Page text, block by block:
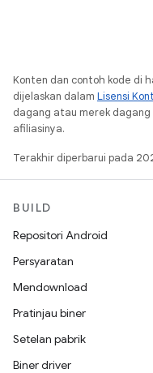
Konten dan contoh kode di
dijelaskan dalam Lisensi
dagang atau merek
afiliasinya.
Terakhir diperbarui pada
BUILD
Repositori Android
Persyaratan
Mendownload
Pratinjau biner
Setelan pabrik
Biner driver